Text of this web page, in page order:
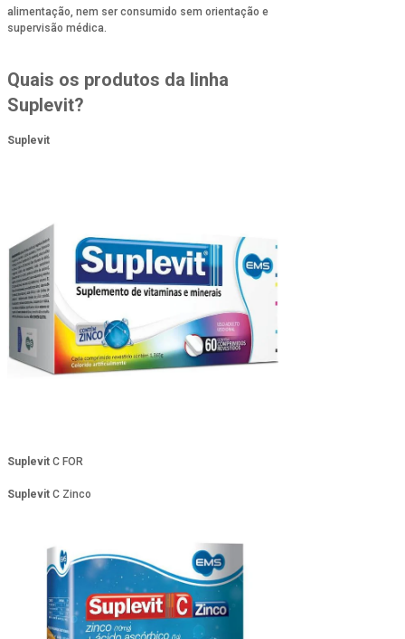
alimentação, nem ser consumido sem orientação e
supervisão médica.
Quais os produtos da linha
Suplevit?
Suplevit
Suplevit C FOR
Suplevit C Zinco